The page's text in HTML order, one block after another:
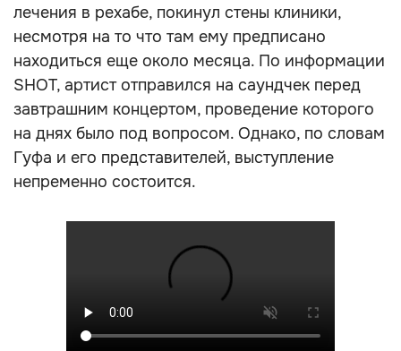
лечения в рехабе, покинул стены клиники,
несмотря на то что там ему предписано
находиться еще около месяца. По информации
SHOT, артист отправился на саундчек перед
завтрашним концертом, проведение которого
на днях было под вопросом. Однако, по словам
Гуфа и его представителей, выступление
непременно состоится.